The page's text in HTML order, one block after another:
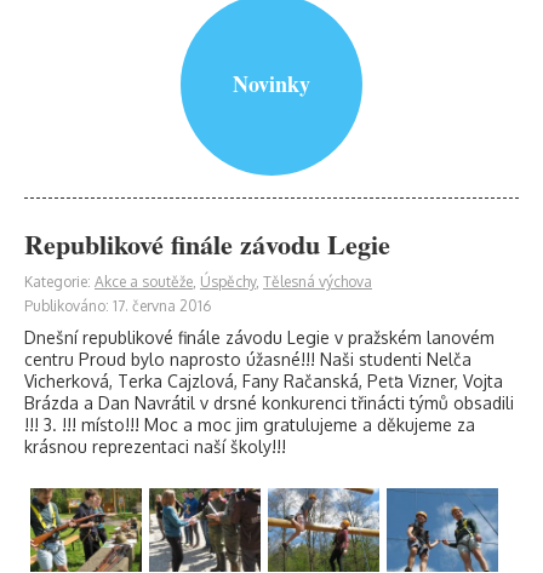
Novinky
Republikové finále závodu Legie
Kategorie: Akce a soutěže, Úspěchy, Tělesná výchova
Publikováno: 17. června 2016
Dnešní republikové finále závodu Legie v pražském lanovém
centru Proud bylo naprosto úžasné!!! Naši studenti Nelča
Vicherková, Terka Cajzlová, Fany Račanská, Peťa Vizner, Vojta
Brázda a Dan Navrátil v drsné konkurenci třinácti týmů obsadili
!!! 3. !!! místo!!! Moc a moc jim gratulujeme a děkujeme za
krásnou reprezentaci naší školy!!!